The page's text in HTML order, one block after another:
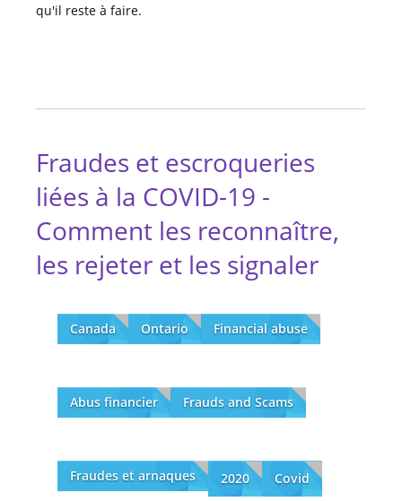
qu'il reste à faire.
Fraudes et escroqueries
liées à la COVID-19 -
Comment les reconnaître,
les rejeter et les signaler
Canada Ontario Financial abuse
Abus financier Frauds and Scams
Fraudes et arnaques 2020 Covid